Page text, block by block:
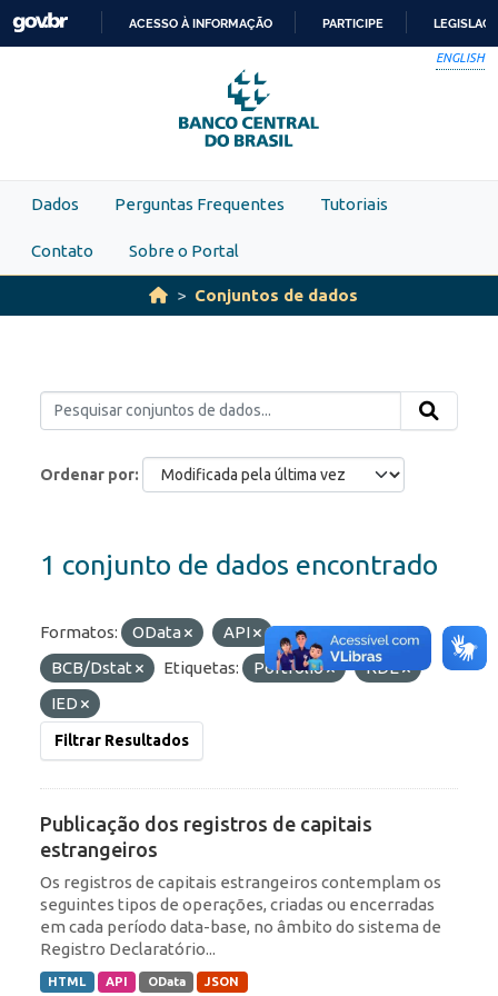
Skip to main content
PARA
O
CONTEÚDO
ACESSO À INFORMAÇÃO PARTICIPE
ENGLISH
Dados Perguntas Frequentes Tutoriais
Contato Sobre o Portal
Conjuntos de dados
Ordenar por
1 conjunto de dados encontrado
Formatos: OData API
Organizações:
BCB/Dstat
Etiquetas: Portfólio
RDE
IED
Filtrar Resultados
Publicação dos registros de capitais
estrangeiros
Os registros de capitais estrangeiros contemplam os
seguintes tipos de operações, criadas ou encerradas
em cada período data-base, no âmbito do sistema de
Registro Declaratório...
HTML API OData JSON